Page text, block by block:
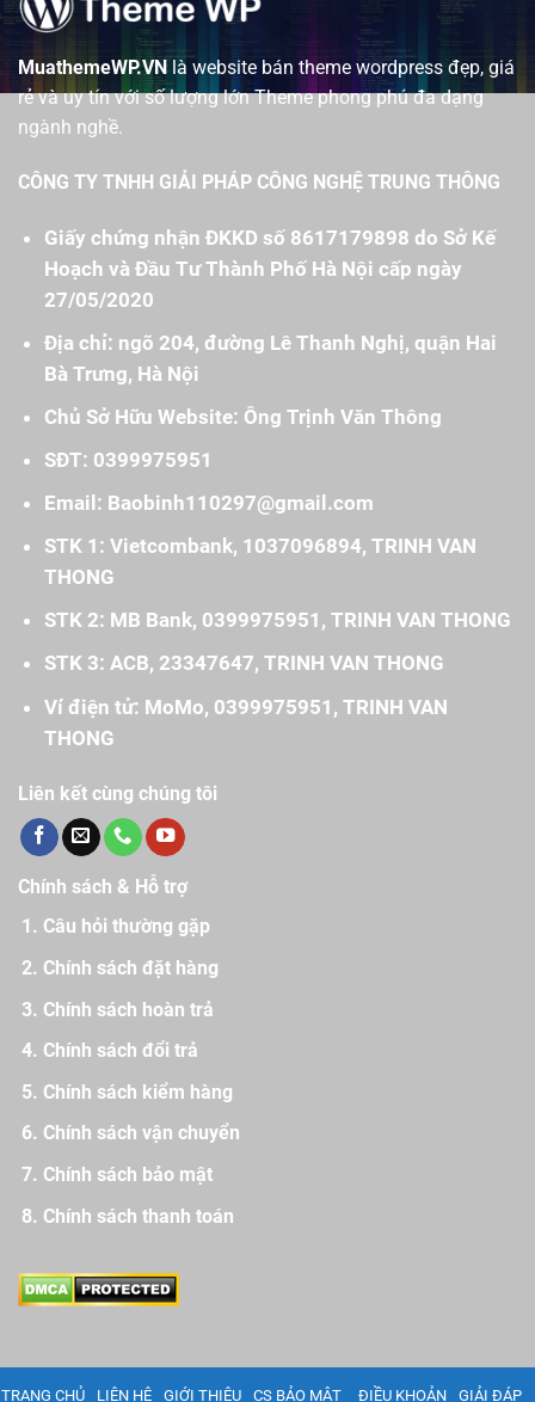
MuathemeWP.VNlà website bán theme wordpress đẹp, giá
rẻ và uy tín với số lượng lớn Theme phong phú đa dạng
ngành nghề.
CÔNG TY TNHH GIẢI PHÁP CÔNG NGHỆ TRUNG THÔNG
Giấy chứng nhận ĐKKD số 8617179898 do Sở Kế
Hoạch và Đầu Tư Thành Phố Hà Nội cấp ngày
27/05/2020
Địa chỉ: ngõ 204, đường Lê Thanh Nghị, quận Hai
Bà Trưng, Hà Nội
Chủ Sở Hữu Website: Ông Trịnh Văn Thông
SĐT: 0399975951
Email: Baobinh110297@gmail.com
STK 1: Vietcombank, 1037096894, TRINH VAN
THONG
STK 2: MB Bank, 0399975951, TRINH VAN THONG
STK 3: ACB, 23347647, TRINH VAN THONG
Ví điện tử: MoMo, 0399975951, TRINH VAN
THONG
Liên kết cùng chúng tôi
Chính sách & Hỗ trợ
Câu hỏi thường gặp
Chính sách đặt hàng
Chính sách hoàn trả
Chính sách đổi trả
Chính sách kiểm hàng
Chính sách vận chuyển
Chính sách bảo mật
Chính sách thanh toán
TRANG CHỦ LIÊN HỆ GIỚI THIỆU CS BẢO MẬT ĐIỀU KHOẢN GIẢI ĐÁP